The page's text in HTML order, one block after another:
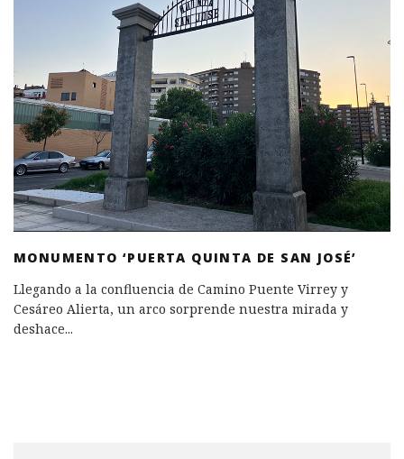
MONUMENTO ‘PUERTA QUINTA DE SAN JOSÉ’
Llegando a la confluencia de Camino Puente Virrey y
Cesáreo Alierta, un arco sorprende nuestra mirada y
deshace...